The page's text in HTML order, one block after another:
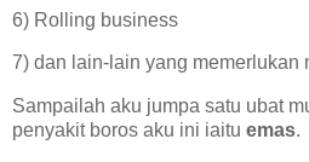
6) Rolling business
7) dan lain-lain yang memerlukan
Sampailah aku jumpa satu ubat
penyakit boros aku ini iaitu emas.